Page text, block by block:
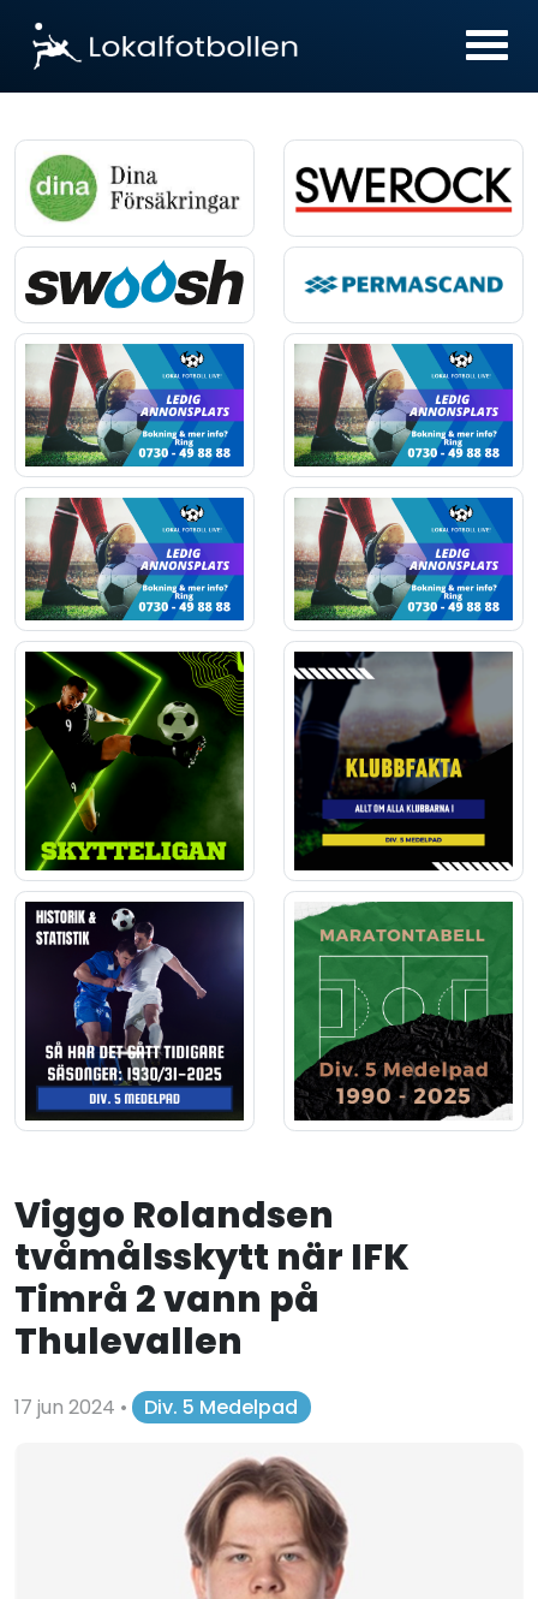
Viggo Rolandsen
tvåmålsskytt när IFK
Timrå 2 vann på
Thulevallen
17 jun 2024 • Div. 5 Medelpad